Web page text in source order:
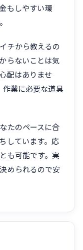
もしやすい環
チから教えるの
らないことは気
配はありませ
業に必要な道具
たのペースに合
しています。応
も可能です。実
められるので安